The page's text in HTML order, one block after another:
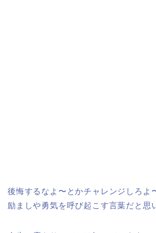
後悔するなよ〜とかチャレンジしろよ
励ましや勇気を呼び起こす言葉だと思